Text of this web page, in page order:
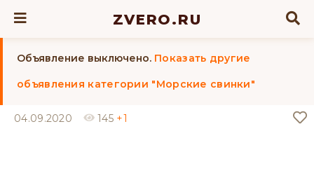
ZVERO.RU
Объявление выключено. Показать другие
объявления категории "Морские свинки"
04.09.2020 145 +1